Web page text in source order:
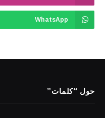
WhatsApp
حول “كلمات”